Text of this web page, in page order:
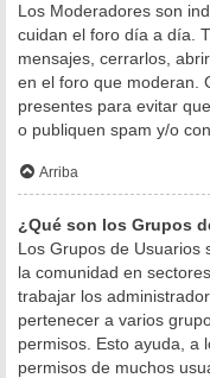
Los Moderadores son
cuidan el foro día a día.
mensajes, cerrarlos,
en el foro que moderan.
presentes para evitar
o publiquen spam y/o
Arriba
¿Qué son los Grupos
Los Grupos de Usuarios
la comunidad en
trabajar los
pertenecer a varios
permisos. Esto ayuda, a
permisos de muchos